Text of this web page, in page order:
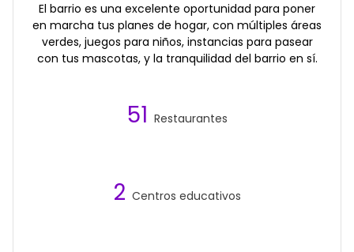
El barrio es una excelente oportunidad para poner
en marcha tus planes de hogar, con múltiples áreas
verdes, juegos para niños, instancias para pasear
con tus mascotas, y la tranquilidad del barrio en sí.
51 Restaurantes
2 Centros educativos